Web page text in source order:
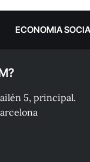
ECONOMIA
5, principal.